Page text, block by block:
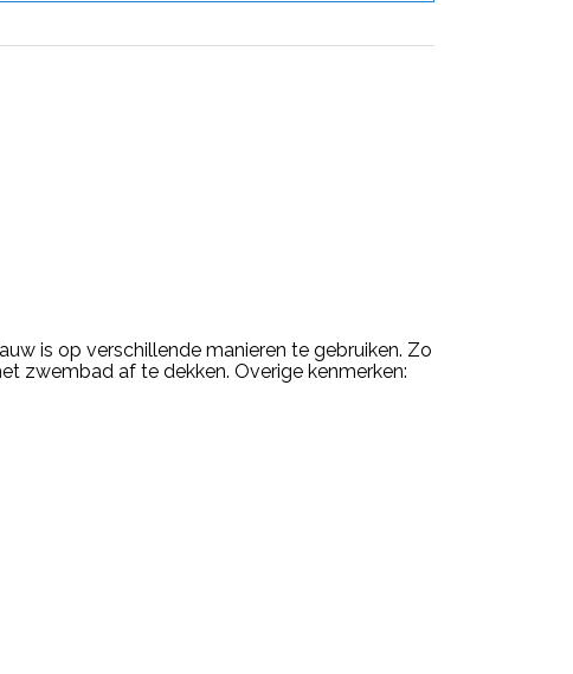
is op verschillende manieren te gebruiken. Zo
zwembad af te dekken. Overige kenmerken: